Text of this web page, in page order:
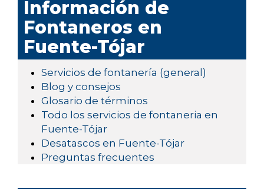
Información de
Fontaneros en
Fuente-Tójar
Servicios de fontanería (general)
Blog y consejos
Glosario de términos
Todo los servicios de fontaneria en
Fuente-Tójar
Desatascos en Fuente-Tójar
Preguntas frecuentes